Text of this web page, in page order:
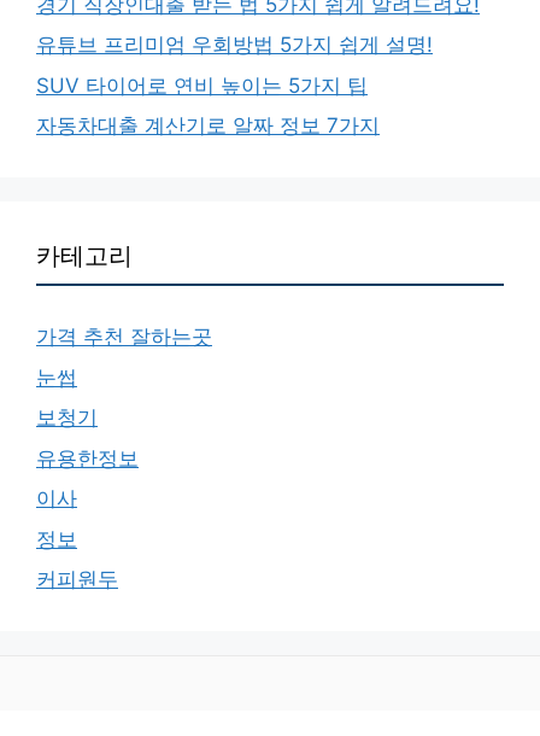
유튜브 프리미엄 우회방법 5가지 쉽게 설명!
SUV 타이어로 연비 높이는 5가지 팁
자동차대출 계산기로 알짜 정보 7가지
카테고리
가격 추천 잘하는곳
눈썹
보청기
유용한정보
이사
정보
커피원두